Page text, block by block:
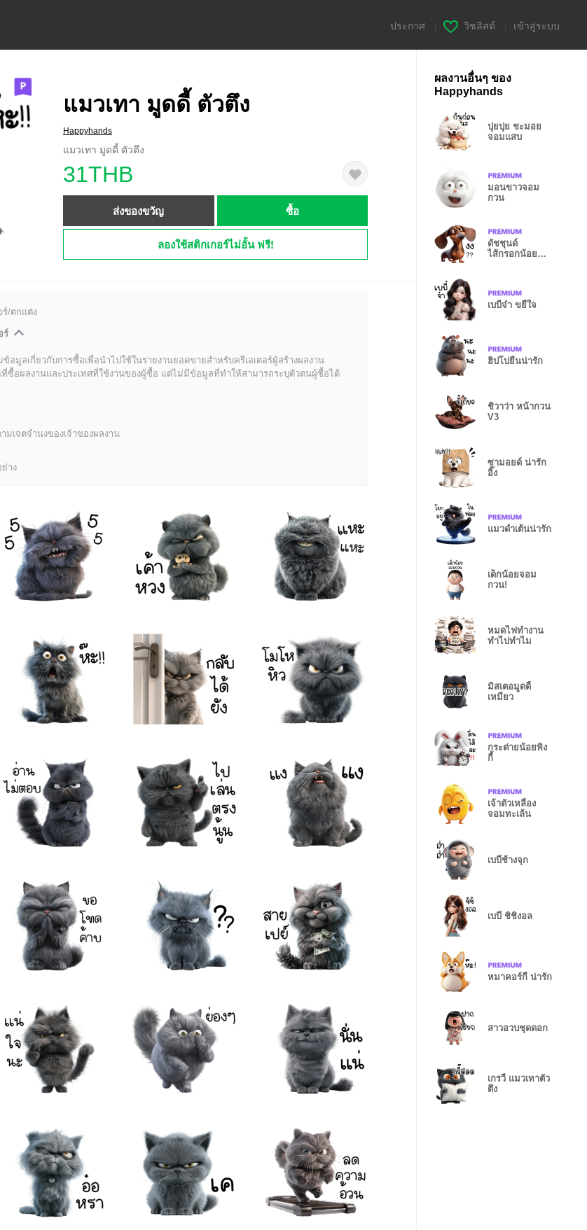
ประกาศ วิชลิสต์ เข้าสู่ระบบ
แมวเทา มูดดี้ ตัวตึง
Happyhands
แมวเทา มูดดี้ ตัวตึง
31THB
ส่งของขวัญ ซื้อ
ลองใช้สติกเกอร์ไม่อั้น ฟรี!
ร์/ตกแต่ง
ร์
ข้อมูลเกี่ยวกับการซื้อเพื่อนำไปใช้ในรายงานยอดขายสำหรับครีเอเตอร์ผู้สร้างผลงาน
ซื้อผลงานและประเทศที่ใช้งานของผู้ซื้อ แต่ไม่มีข้อมูลที่ทำให้สามารถระบุตัวตนผู้ซื้อได้
มเจตจำนงของเจ้าของผลงาน
าง
ผลงานอื่นๆ ของ
Happyhands
ปุยปุย ชะมอย
จอมแสบ
มอนขาวจอม
กวน
ดัชชุนด์
ไส้กรอกน้อย
เบบี๋จ๋า ขยี้ใจ
ฮิปโปยืนน่ารัก
ชิวาว่า หน้ากวน
V3
ซามอยด์ น่ารัก
อิ๊ง
แมวดำเต้นน่ารัก
เด็กน้อยจอม
กวน!
หมดไฟทำงาน
ทำไปทำไม
มิสเตอมูดดี้
เหมียว
กระต่ายน้อยพิง
กี้
เจ้าตัวเหลือง
จอมทะเล้น
เบบี๋ช้างจุก
เบบี๋ ชิชิงอล
หมาคอร์กี้ น่ารัก
สาวอวบชุดดอก
เกรวี่ แมวเทาตัว
ตึง